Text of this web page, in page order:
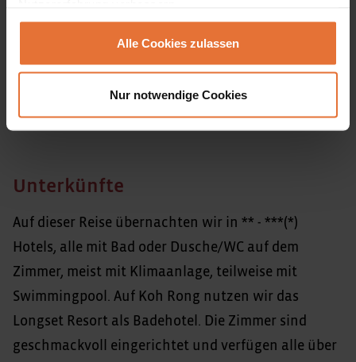
Alle Cookies zulassen
Nur notwendige Cookies
Transportmittel vor Ort
Fluginformationen
Unterkünfte
Auf dieser Reise übernachten wir in ** - ***(*)
Hotels, alle mit Bad oder Dusche/WC auf dem
Zimmer, meist mit Klimaanlage, teilweise mit
Swimmingpool. Auf Koh Rong nutzen wir das
Longset Resort als Badehotel. Die Zimmer sind
geschmackvoll eingerichtet und verfügen alle über